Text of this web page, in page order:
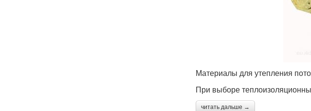
Материалы для утепления
При выборе
читать дальше →